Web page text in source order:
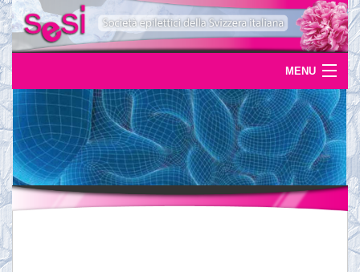
MENU
Home
Uscite
Eventi
News